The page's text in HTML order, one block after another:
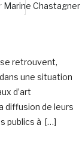
Marine Chastagner
retrouvent,
une situation
d’art
diffusion de leurs
publics à […]